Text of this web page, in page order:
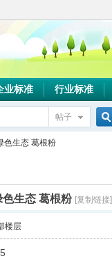
业标准 行业标准
帖子
索
色生态 葛根粉
生态 葛根粉 [复制链接]
楼层